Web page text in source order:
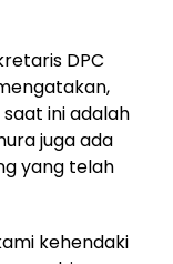
DPC
ini adalah
juga ada
yang telah
kehendaki